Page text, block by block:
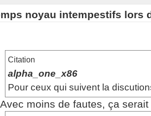
noyau intempestifs lors
Citation
alpha_one_x86
Pour ceux qui suivent la
Avec moins de fautes, ça